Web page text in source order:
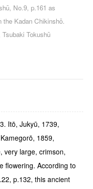
No.9, p.161 as
the Kadan Chikinshō.
Tokushū
Itō, Jukyū, 1739,
1859,
very large, crimson,
flowering. According to
p.132, this ancient